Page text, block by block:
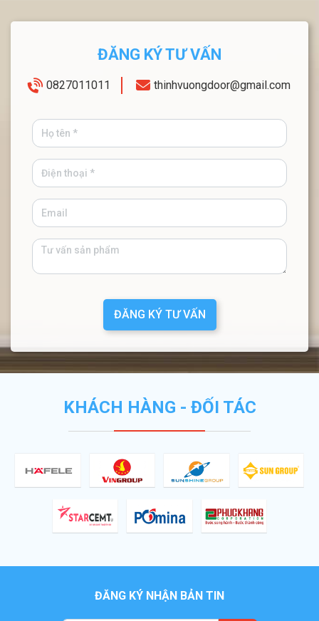
ĐĂNG KÝ TƯ VẤN
0827011011 thinhvuongdoor@gmail.com
ĐĂNG KÝ TƯ VẤN
KHÁCH HÀNG - ĐỐI TÁC
ĐĂNG KÝ NHẬN BẢN TIN